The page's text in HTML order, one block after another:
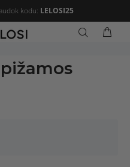
kodu: LELOSI25